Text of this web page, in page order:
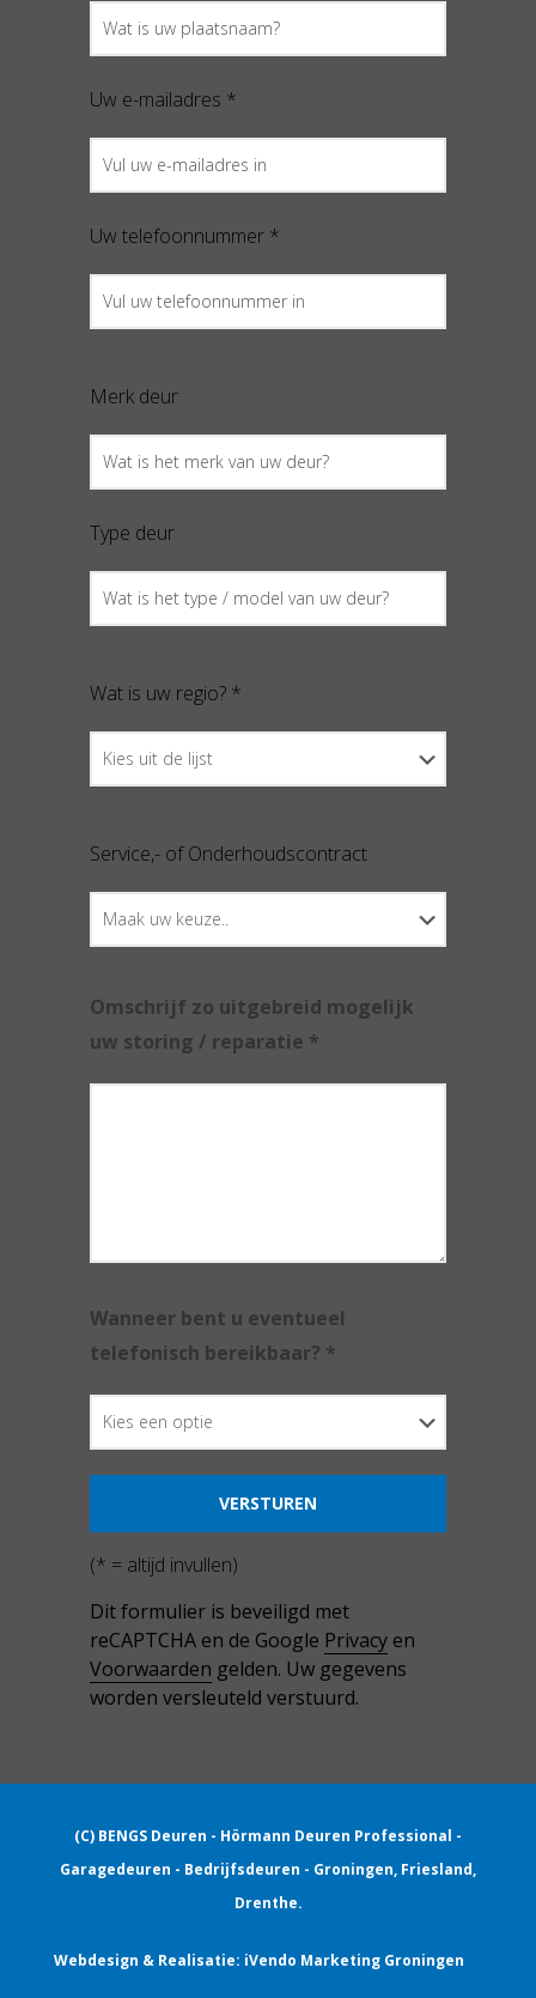
Uw e-mailadres *
Uw telefoonnummer *
Merk deur
Type deur
Wat is uw regio? *
Service,- of Onderhoudscontract
Omschrijf zo uitgebreid mogelijk
uw storing / reparatie *
Wanneer bent u eventueel
telefonisch bereikbaar? *
(* = altijd invullen)
Dit formulier is beveiligd met
reCAPTCHA en de Google Privacy en
Voorwaarden gelden. Uw gegevens
worden versleuteld verstuurd.
(C) BENGS Deuren - Hörmann Deuren Professional -
Garagedeuren - Bedrijfsdeuren - Groningen, Friesland,
Drenthe.
Webdesign & Realisatie: iVendo Marketing Groningen